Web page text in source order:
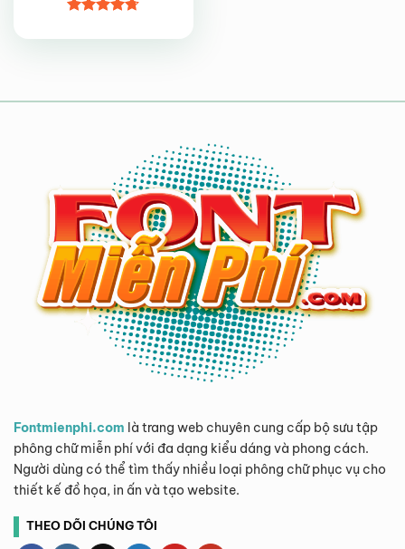
hạng4.75
Fontmienphi.com là trang web chuyên cung cấp bộ sưu tập
phông chữ miễn phí với đa dạng kiểu dáng và phong cách.
Người dùng có thể tìm thấy nhiều loại phông chữ phục vụ cho
thiết kế đồ họa, in ấn và tạo website.
THEO DÕI CHÚNG TÔI